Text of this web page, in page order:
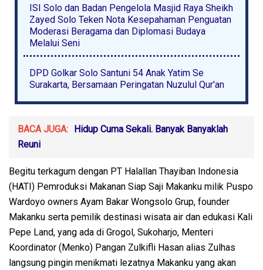
ISI Solo dan Badan Pengelola Masjid Raya Sheikh
Zayed Solo Teken Nota Kesepahaman Penguatan
Moderasi Beragama dan Diplomasi Budaya
Melalui Seni
DPD Golkar Solo Santuni 54 Anak Yatim Se
Surakarta, Bersamaan Peringatan Nuzulul Qur'an
BACA JUGA: Hidup Cuma Sekali. Banyak Banyaklah
Reuni
Begitu terkagum dengan PT Halallan Thayiban Indonesia
(HATI) Pemroduksi Makanan Siap Saji Makanku milik Puspo
Wardoyo owners Ayam Bakar Wongsolo Grup, founder
Makanku serta pemilik destinasi wisata air dan edukasi Kali
Pepe Land, yang ada di Grogol, Sukoharjo, Menteri
Koordinator (Menko) Pangan Zulkifli Hasan alias Zulhas
langsung pingin menikmati lezatnya Makanku yang akan